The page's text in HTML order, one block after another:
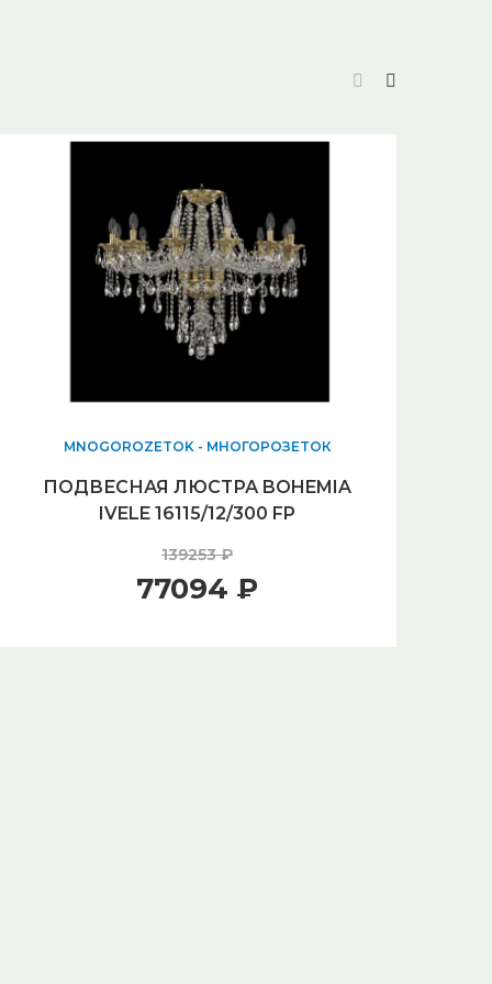
MNOGOROZETOK - МНОГОРОЗЕТОК
ПОДВЕСНАЯ ЛЮСТРА BOHEMIA
IVELE 16115/12/300 FP
139253 ₽
77094 ₽